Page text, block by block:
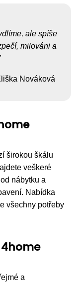
ale spíše
milováni a
Nováková
širokou škálu
veškeré
nábytku a
Nabídka
všechny potřeby
a